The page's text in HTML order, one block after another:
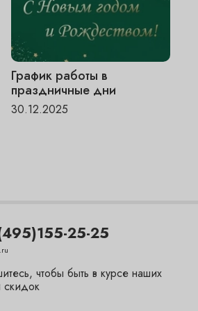
График работы в
праздничные дни
30.12.2025
25-25
чтобы быть в курсе наших
скидок